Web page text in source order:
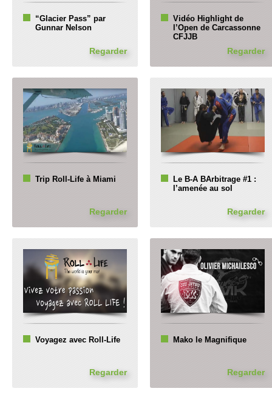
“Glacier Pass” par
Gunnar Nelson
Regarder
Vidéo Highlight de
l’Open de Carcassonne
CFJJB
Regarder
Trip Roll-Life à Miami
Regarder
Le B-A BArbitrage #1 :
l’amenée au sol
Regarder
Voyagez avec Roll-Life
Regarder
Mako le Magnifique
Regarder